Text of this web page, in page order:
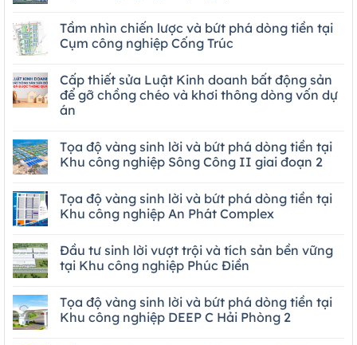
Tầm nhìn chiến lược và bứt phá dòng tiền tại
Cụm công nghiệp Cống Trúc
Cấp thiết sửa Luật Kinh doanh bất động sản
để gỡ chồng chéo và khơi thông dòng vốn dự
án
Tọa độ vàng sinh lời và bứt phá dòng tiền tại
Khu công nghiệp Sông Công II giai đoạn 2
Tọa độ vàng sinh lời và bứt phá dòng tiền tại
Khu công nghiệp An Phát Complex
Đầu tư sinh lời vượt trội và tích sản bền vững
tại Khu công nghiệp Phúc Điền
Tọa độ vàng sinh lời và bứt phá dòng tiền tại
Khu công nghiệp DEEP C Hải Phòng 2